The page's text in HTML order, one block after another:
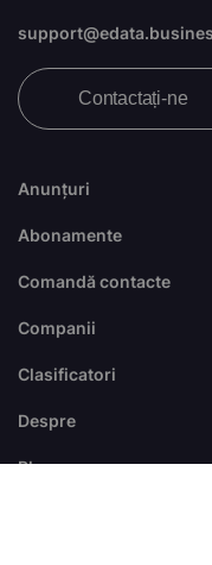
Anunțuri
Abonamente
Comandă contacte
Companii
Clasificatori
Despre
Blog
Contactați-ne